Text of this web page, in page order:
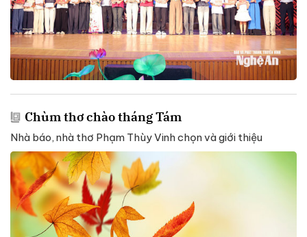
Chùm thơ chào tháng Tám
Nhà báo, nhà thơ Phạm Thùy Vinh chọn và giới thiệu